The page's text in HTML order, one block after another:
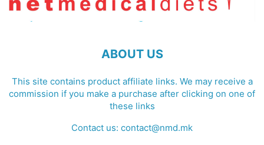
ABOUT US
This site contains product affiliate links. We may receive a
commission if you make a purchase after clicking on one of
these links
Contact us: contact@nmd.mk